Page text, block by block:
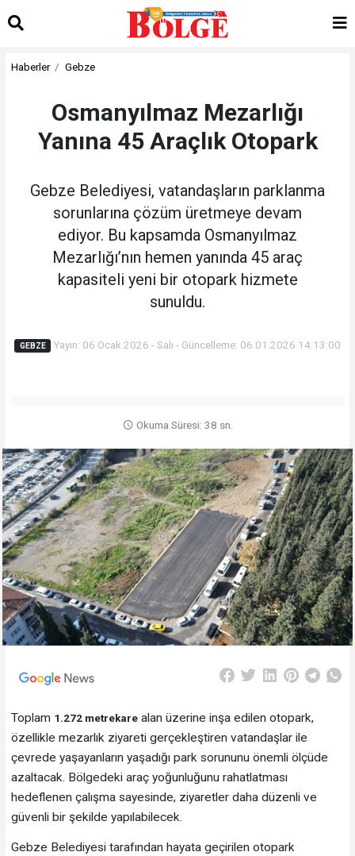
Haberler Gebze
Osmanyılmaz Mezarlığı
Yanına 45 Araçlık Otopark
Gebze Belediyesi, vatandaşların parklanma
sorunlarına çözüm üretmeye devam
ediyor. Bu kapsamda Osmanyılmaz
Mezarlığı’nın hemen yanında 45 araç
kapasiteli yeni bir otopark hizmete
sunuldu.
GEBZE Yayın: 06 Ocak 2026 - Salı - Güncelleme: 06.01.2026 14:13:00
Okuma Süresi: 38 sn.
Toplam 1.272 metrekarealan üzerine inşa edilen otopark,
özellikle mezarlık ziyareti gerçekleştiren vatandaşlar ile
çevrede yaşayanların yaşadığı park sorununu önemli ölçüde
azaltacak. Bölgedeki araç yoğunluğunu rahatlatması
hedeflenen çalışma sayesinde, ziyaretler daha düzenli ve
güvenli bir şekilde yapılabilecek.
Gebze Belediyesi tarafından hayata geçirilen otopark